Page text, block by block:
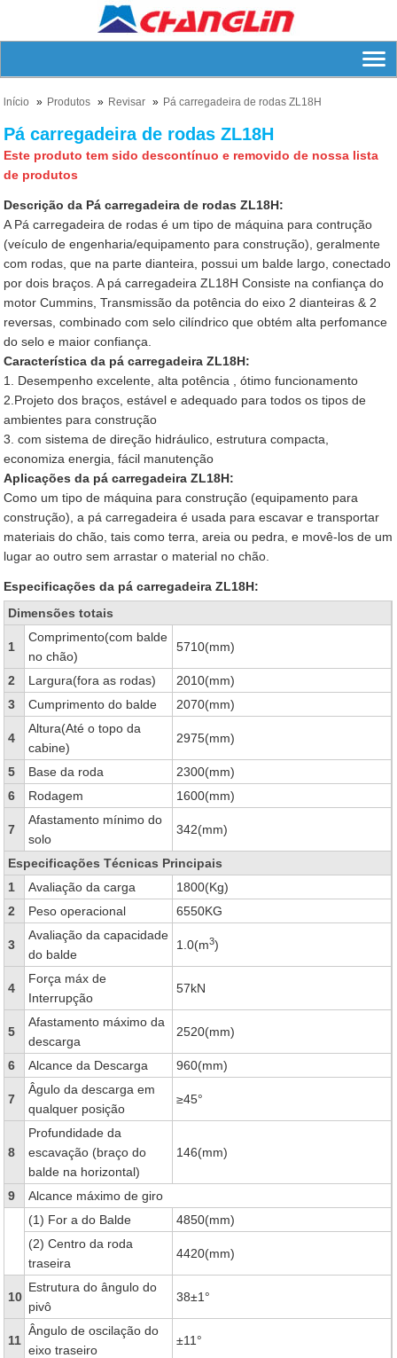
lnício Produtos Revisar Pá carregadeira de rodas ZL18H
Pá carregadeira de rodas ZL18H
Este produto tem sido descontínuo e removido de nossa lista
de produtos
Descrição da Pá carregadeira de rodas ZL18H:
A Pá carregadeira de rodas é um tipo de máquina para contrução
(veículo de engenharia/equipamento para construção), geralmente
com rodas, que na parte dianteira, possui um balde largo, conectado
por dois braços. A pá carregadeira ZL18H Consiste na confiança do
motor Cummins, Transmissão da potência do eixo 2 dianteiras & 2
reversas, combinado com selo cilíndrico que obtém alta perfomance
do selo e maior confiança.
Característica da pá carregadeira ZL18H:
1. Desempenho excelente, alta potência , ótimo funcionamento
2.Projeto dos braços, estável e adequado para todos os tipos de
ambientes para construção
3. com sistema de direção hidráulico, estrutura compacta,
economiza energia, fácil manutenção
Aplicações da pá carregadeira ZL18H:
Como um tipo de máquina para construção (equipamento para
construção), a pá carregadeira é usada para escavar e transportar
materiais do chão, tais como terra, areia ou pedra, e movê-los de um
lugar ao outro sem arrastar o material no chão.
Especificações da pá carregadeira ZL18H:
Dimensões totais
1
Comprimento(com balde
no chão)
5710(mm)
2 Largura(fora as rodas)
2010(mm)
3
Cumprimento do balde 2070(mm)
4
Altura(Até o topo da
cabine)
2975(mm)
5 Base da roda
2300(mm)
6
Rodagem 1600(mm)
7
Afastamento mínimo do
solo
342(mm)
Especificações Técnicas Principais
1
Avaliação da carga
1800(Kg)
2
Peso operacional 6550KG
3
Avaliação da capacidade
do balde
1.0(m3)
4
Força máx de
Interrupção
57kN
5
Afastamento máximo da
descarga
2520(mm)
6 Alcance da Descarga 960(mm)
7
Âgulo da descarga em
qualquer posição
≥45°
8
Profundidade da
escavação (braço do
balde na horizontal)
146(mm)
9
Alcance máximo de giro
(1) For a do Balde
4850(mm)
(2) Centro da roda
traseira
4420(mm)
10
Estrutura do ângulo do
pivô
38±1°
11
Ângulo de oscilação do
eixo traseiro
±11°